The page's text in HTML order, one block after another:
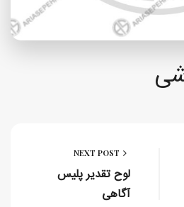
NEXT POST
لوح تقدیر پلیس
آگاهی